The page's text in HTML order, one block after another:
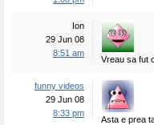
Ion
29 Jun 08
8:51 am
Vreau sa fut
funny videos
29 Jun 08
8:33 pm
Asta e prea